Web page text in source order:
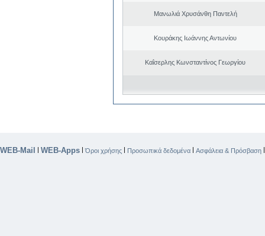
Μανωλιά Χρυσάνθη Παντελή
Κουράκης Ιωάννης Αντωνίου
Καΐσερλης Κωνσταντίνος Γεωργίου
WEB-Mail | WEB-Apps |Όροι χρήσης | Προσωπικά δεδομένα | Ασφάλεια & Πρόσβαση